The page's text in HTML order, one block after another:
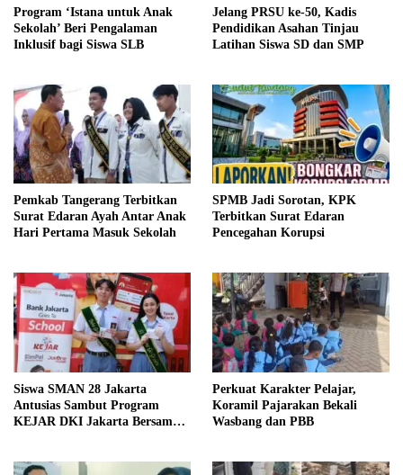
Program ‘Istana untuk Anak
Sekolah’ Beri Pengalaman
Inklusif bagi Siswa SLB
Jelang PRSU ke-50, Kadis
Pendidikan Asahan Tinjau
Latihan Siswa SD dan SMP
Pemkab Tangerang Terbitkan
Surat Edaran Ayah Antar Anak
Hari Pertama Masuk Sekolah
SPMB Jadi Sorotan, KPK
Terbitkan Surat Edaran
Pencegahan Korupsi
Siswa SMAN 28 Jakarta
Antusias Sambut Program
KEJAR DKI Jakarta Bersama
Perkuat Karakter Pelajar,
Koramil Pajarakan Bekali
Wasbang dan PBB